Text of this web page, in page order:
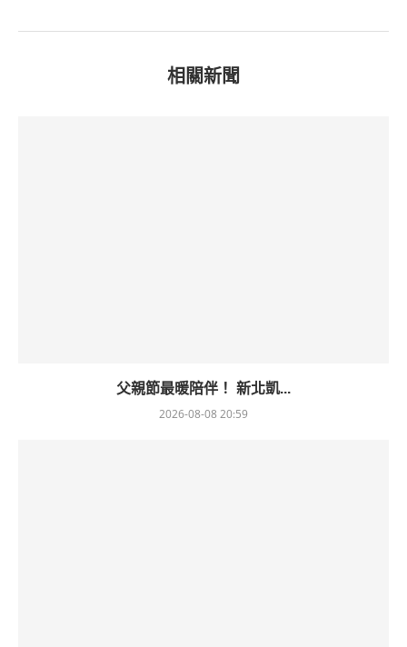
相關新聞
父親節最暖陪伴！ 新北凱...
2026-08-08 20:59